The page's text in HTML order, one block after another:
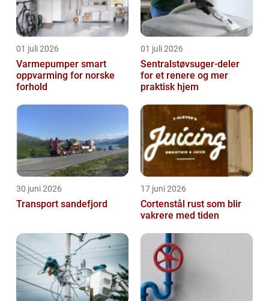
01 juli 2026
Varmepumper smart
oppvarming for norske
forhold
01 juli 2026
Sentralstøvsuger-deler
for et renere og mer
praktisk hjem
30 juni 2026
Transport sandefjord
17 juni 2026
Cortenstål rust som blir
vakrere med tiden